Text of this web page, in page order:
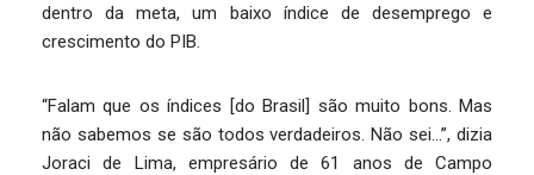
dentro da meta, um baixo índice de desemprego e
crescimento do PIB.
“Falam que os índices [do Brasil] são muito bons. Mas
não sabemos se são todos verdadeiros. Não sei…”, dizia
Joraci de Lima, empresário de 61 anos de Campo